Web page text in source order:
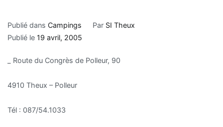
Publié dans Campings Par SI Theux
Publié le 19 avril, 2005
_ Route du Congrès de Polleur, 90
4910 Theux – Polleur
Tél : 087/54.1033